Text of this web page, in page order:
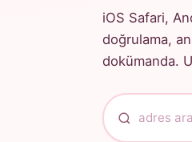
iOS Safari,
doğrulama,
dokümanda.